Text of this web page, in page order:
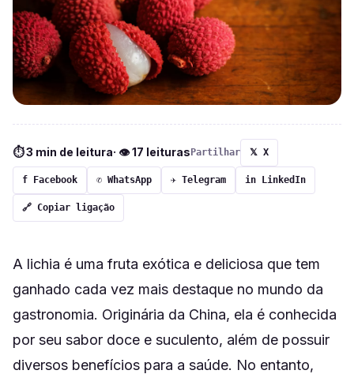
⏱ 3 min de leitura· 👁 17 leiturasPartilhar 𝕏 X
f Facebook ✆ WhatsApp ✈ Telegram in LinkedIn
🔗 Copiar ligação
A lichia é uma fruta exótica e deliciosa que tem
ganhado cada vez mais destaque no mundo da
gastronomia. Originária da China, ela é conhecida
por seu sabor doce e suculento, além de possuir
diversos benefícios para a saúde. No entanto,